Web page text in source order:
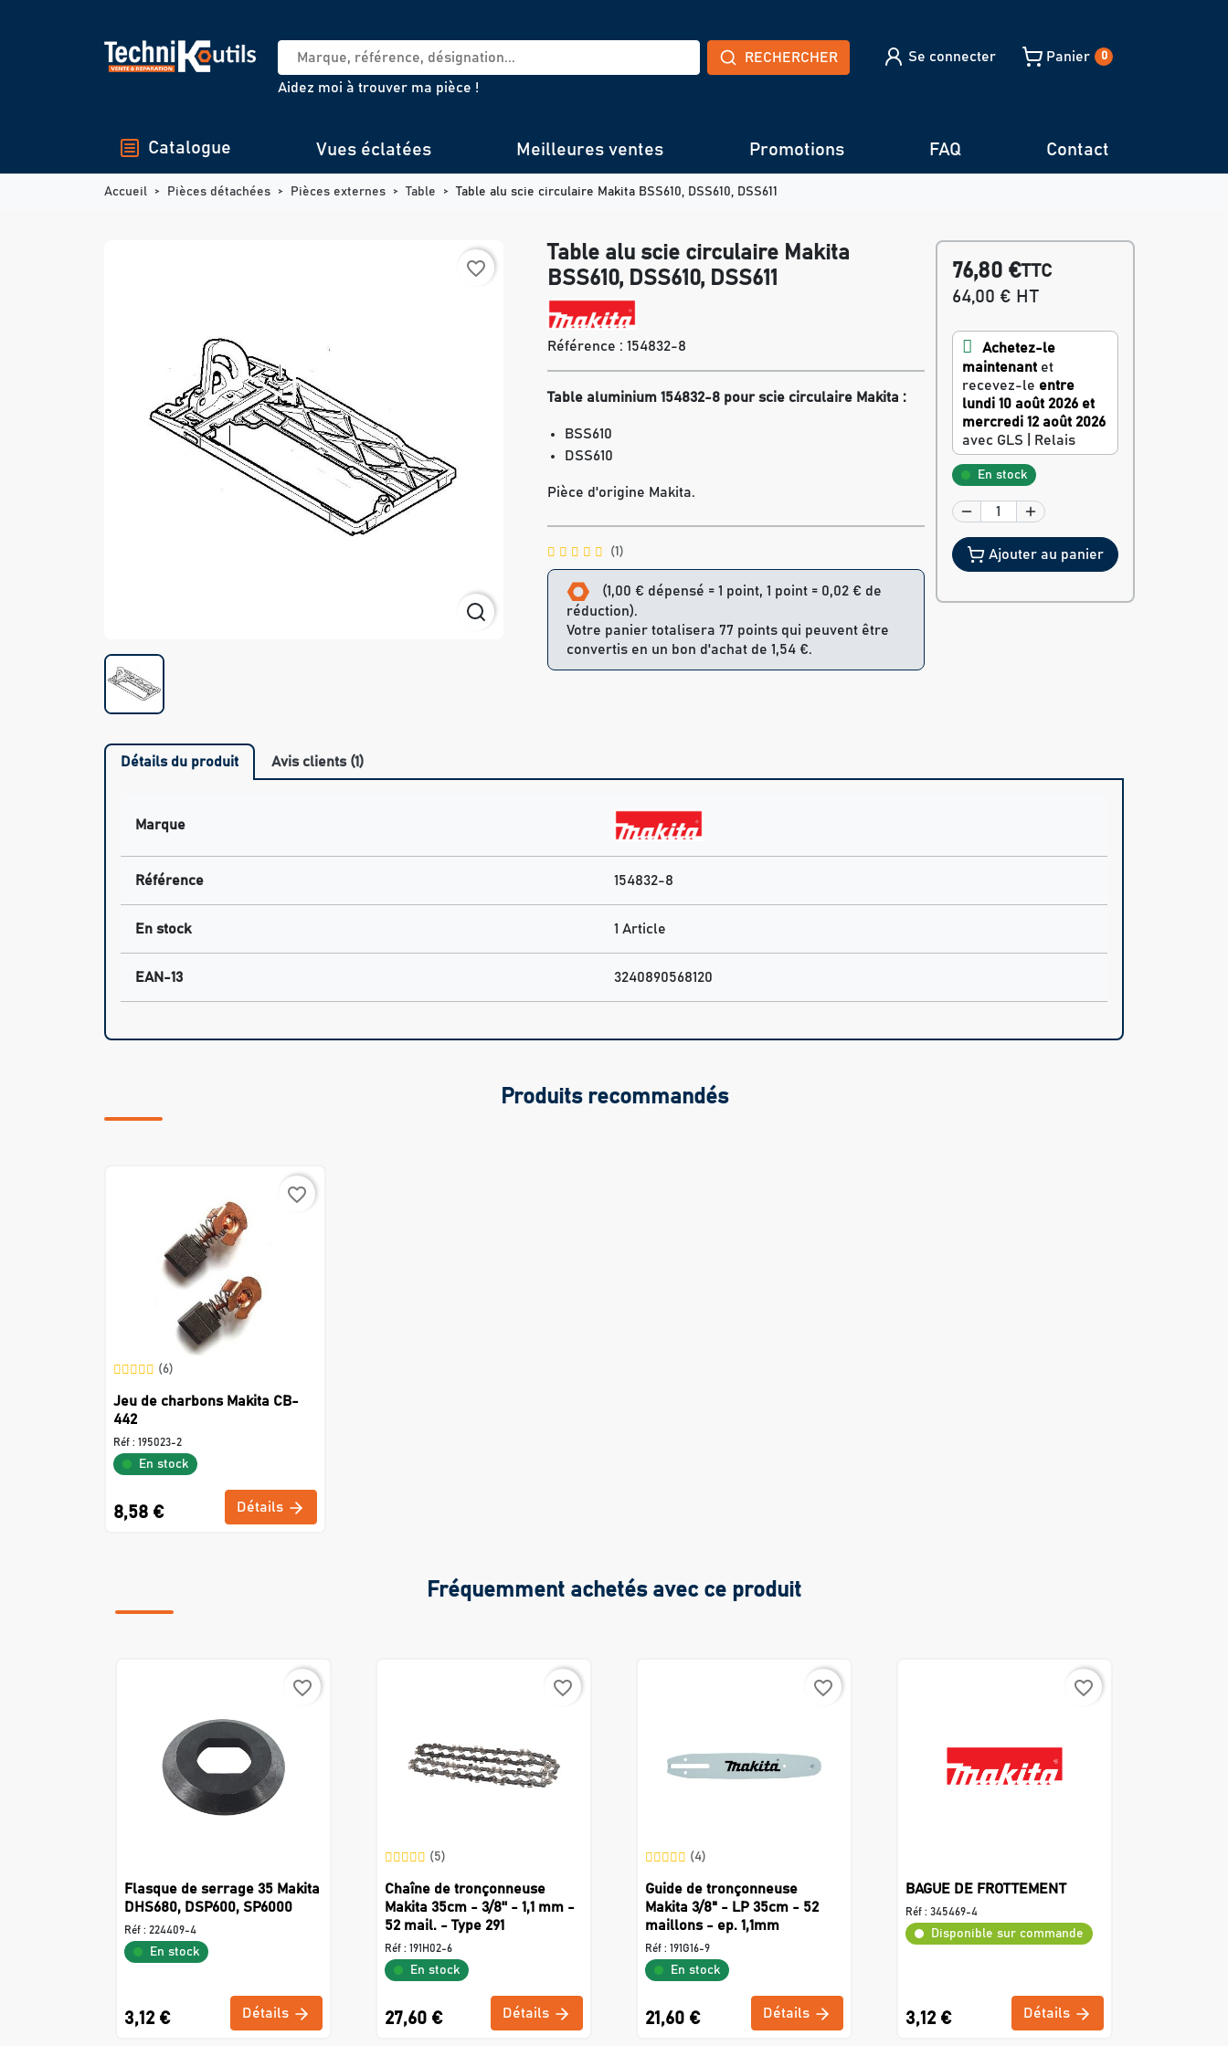
RECHERCHER
Aidez moi à trouver ma pièce !
Se connecter Panier 0
Catalogue Vues éclatées Meilleures ventes Promotions FAQ Contact
Accueil Pièces détachées Pièces externes Table Table alu scie circulaire Makita BSS610, DSS610, DSS611
favorite_border
Table alu scie circulaire Makita
BSS610, DSS610, DSS611
Référence : 154832-8
Table aluminium 154832-8 pour scie circulaire Makita :
BSS610
DSS610
Pièce d'origine Makita.
(1)
(1,00 € dépensé = 1 point, 1 point = 0,02 € de
réduction).
Votre panier totalisera 77 points qui peuvent être
convertis en un bon d'achat de 1,54 €.
76,80 €TTC
64,00 € HT
Achetez-le
maintenantet
recevez-le entre
lundi 10 août 2026 et
mercredi 12 août 2026
avec GLS | Relais
En stock
Ajouter au panier
Détails du produit Avis clients (1)
Marque
Référence 154832-8
En stock 1 Article
EAN-13 3240890568120
Produits recommandés
favorite_border
(6)
Jeu de charbons Makita CB-
442
Réf : 195023-2
En stock
8,58 € Détails
Fréquemment achetés avec ce produit
favorite_border
Flasque de serrage 35 Makita
DHS680, DSP600, SP6000
Réf : 224409-4
En stock
3,12 € Détails
favorite_border
(5)
Chaîne de tronçonneuse
Makita 35cm - 3/8'' - 1,1 mm -
52 mail. - Type 291
Réf : 191H02-6
En stock
27,60 € Détails
favorite_border
(4)
Guide de tronçonneuse
Makita 3/8" - LP 35cm - 52
maillons - ep. 1,1mm
Réf : 191G16-9
En stock
21,60 € Détails
favorite_border
BAGUE DE FROTTEMENT
Réf : 345469-4
Disponible sur commande
3,12 € Détails